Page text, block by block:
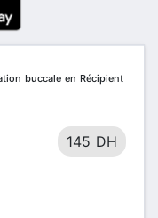
buccale en Récipient
145 DH